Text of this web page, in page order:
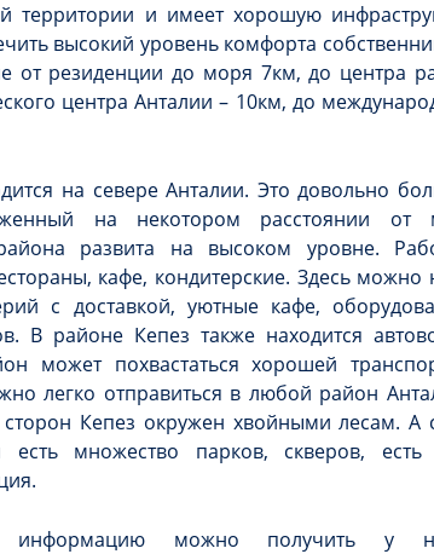
территории и имеет хорошую
высокий уровень комфорта
от резиденции до моря 7км, до центра
центра Анталии – 10км, до
на севере Анталии. Это довольно
на некотором расстоянии от
развита на высоком уровне.
кафе, кондитерские. Здесь можно
с доставкой, уютные кафе,
В районе Кепез также находится
может похвастаться хорошей
легко отправиться в любой район
Кепез окружен хвойными лесам. А
есть множество парков, скверов, есть
информацию можно получить у